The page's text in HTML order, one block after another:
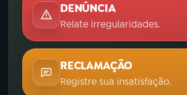
DENÚNCIA
Relate irregularidades.
RECLAMAÇÃO
Registre sua insatisfação.